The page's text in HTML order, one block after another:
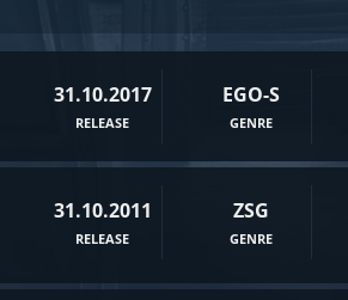
31.10.2017
RELEASE
EGO-S
GENRE
31.10.2011
RELEASE
ZSG
GENRE